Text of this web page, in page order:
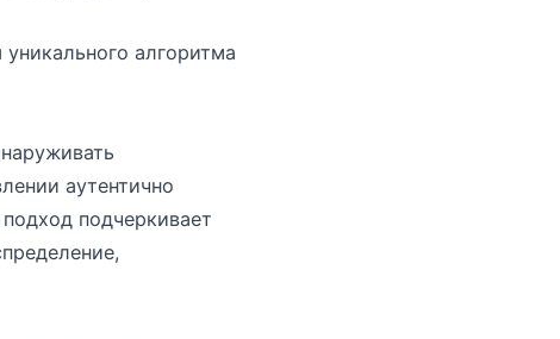
алгоритма
аутентично
подчеркивает